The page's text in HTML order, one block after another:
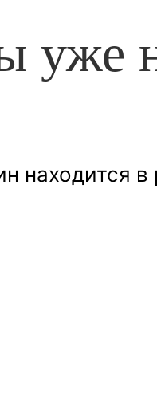
уже
находится в